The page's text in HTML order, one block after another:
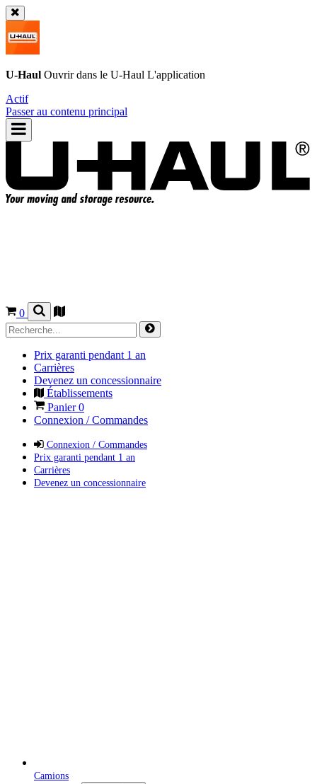
U-Haul Ouvrir dans le U-Haul L'application
Actif
Passer au contenu principal
0
Prix garanti pendant 1 an
Carrières
Devenez un concessionnaire
Établissements
Panier0
Connexion / Commandes
Connexion / Commandes
Prix garanti pendant 1 an
Carrières
Devenez un concessionnaire
Camions